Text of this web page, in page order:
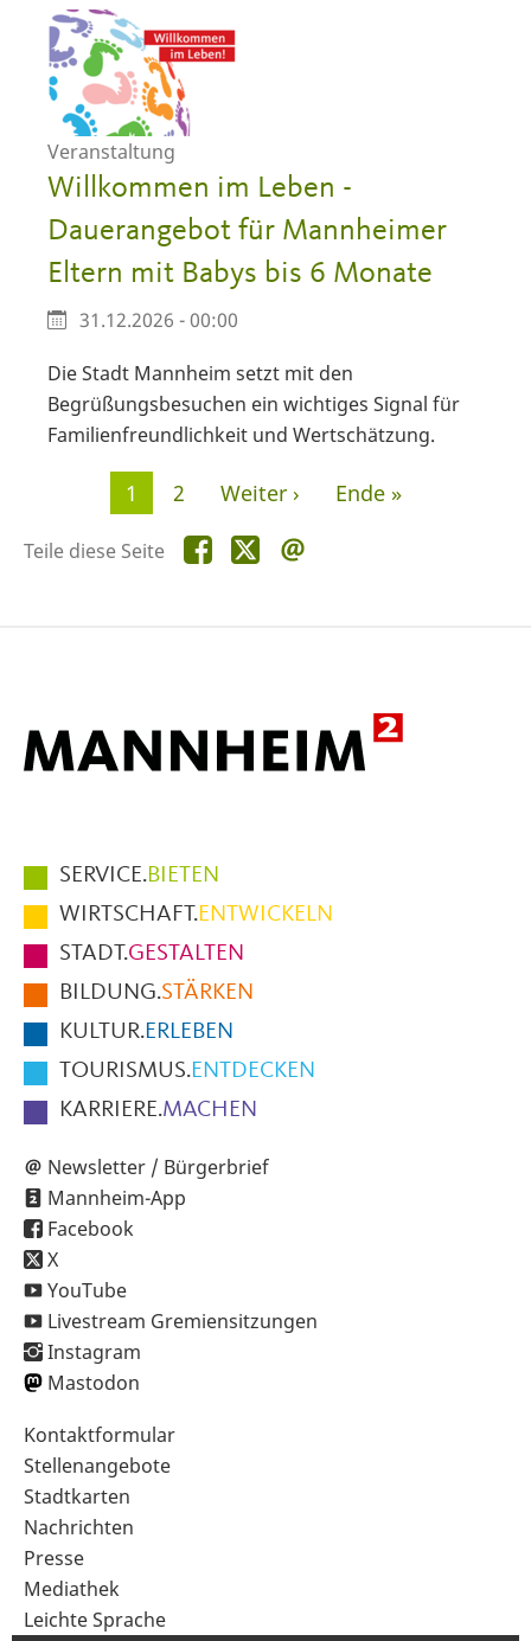
Veranstaltung
Willkommen im Leben -
Dauerangebot für Mannheimer
Eltern mit Babys bis 6 Monate
31.12.2026 - 00:00
Die Stadt Mannheim setzt mit den
Begrüßungsbesuchen ein wichtiges Signal für
Familienfreundlichkeit und Wertschätzung.
Seitennummerierung
Aktuelle
1 Seite
2
Nächste
Weiter ›
Letzte
Ende »
Teile diese Seite Teile
diese
Teile
diese
Hauptmenüpunkte
im
Fußbereich
der
Seite
SERVICE.BIETEN
WIRTSCHAFT.ENTWICKELN
STADT.GESTALTEN
BILDUNG.STÄRKEN
KULTUR.ERLEBEN
TOURISMUS.ENTDECKEN
KARRIERE.MACHEN
Newsletter / Bürgerbrief
Mannheim-App
Facebook
X
YouTube
Livestream Gremiensitzungen
Instagram
Mastodon
Sekundärnavigation
im
Fußbereich
Kontaktformular
Stellenangebote
Stadtkarten
Nachrichten
Presse
Mediathek
Leichte Sprache